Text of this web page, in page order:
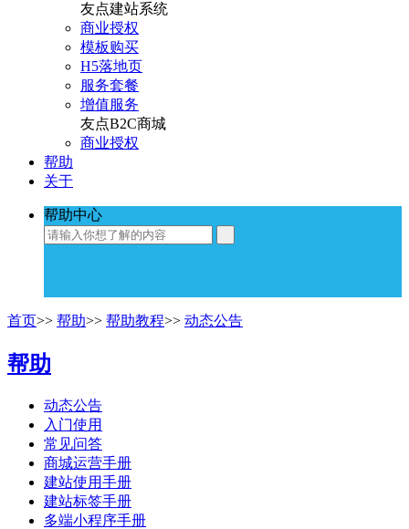
友点建站系统
商业授权
模板购买
H5落地页
服务套餐
增值服务
友点B2C商城
商业授权
帮助
关于
帮助中心
首页>> 帮助>> 帮助教程>> 动态公告
帮助
动态公告
入门使用
常见问答
商城运营手册
建站使用手册
建站标签手册
多端小程序手册